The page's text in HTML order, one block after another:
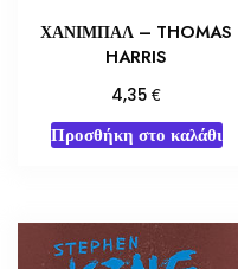
ΧΑΝΙΜΠΑΛ – THOMAS
HARRIS
4,35€
Προσθήκη στο καλάθι